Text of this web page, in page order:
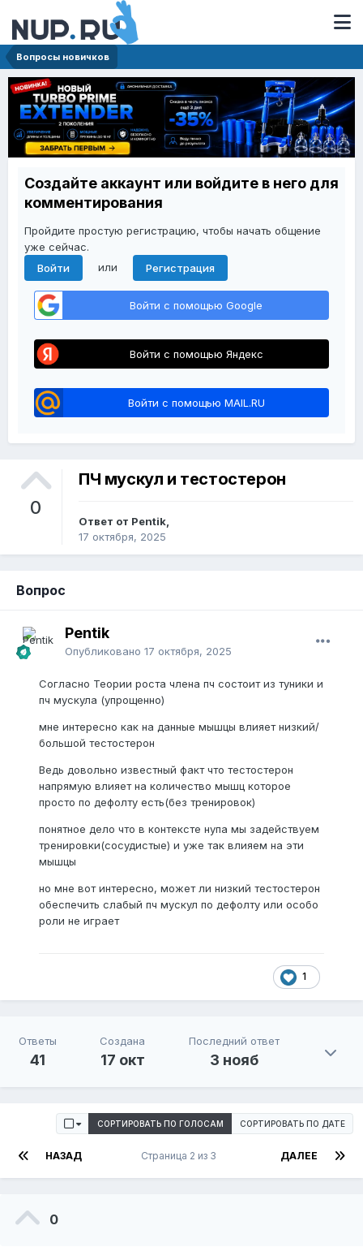
Вопросы новичков
Создайте аккаунт или войдите в него для
комментирования
Пройдите простую регистрацию, чтобы начать общение
уже сейчас.
Войти
или Регистрация
Войти с помощью Google
Войти с помощью Яндекс
Войти с помощью MAIL.RU
0
ПЧ мускул и тестостерон
Ответ от Pentik,
17 октября, 2025
Вопрос
Pentik
Опубликовано 17 октября, 2025
Согласно Теории роста члена пч состоит из туники и
пч мускула (упрощенно)
мне интересно как на данные мышцы влияет низкий/
большой тестостерон
Ведь довольно известный факт что тестостерон
напрямую влияет на количество мышц которое
просто по дефолту есть(без тренировок)
понятное дело что в контексте нупа мы задействуем
тренировки(сосудистые) и уже так влияем на эти
мышцы
но мне вот интересно, может ли низкий тестостерон
обеспечить слабый пч мускул по дефолту или особо
роли не играет
1
Ответы
41
Создана
17 окт
Последний ответ
3 нояб
СОРТИРОВАТЬ ПО ГОЛОСАМ СОРТИРОВАТЬ ПО ДАТЕ
НАЗАД ДАЛЕЕ
Страница 2 из 3
0